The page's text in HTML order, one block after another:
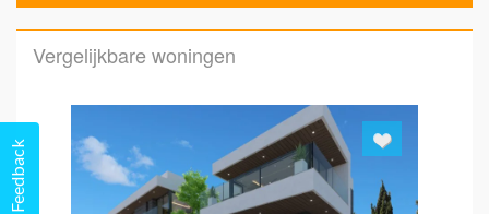
Vergelijkbare woningen
Feedback